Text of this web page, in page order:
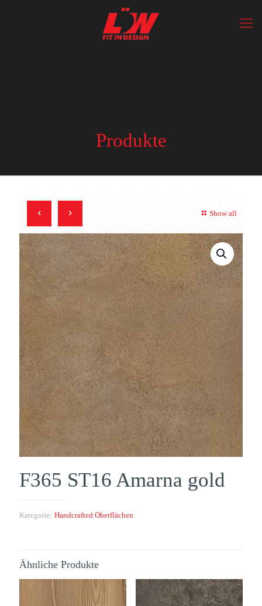
Produkte
Show all
F365 ST16 Amarna gold
Kategorie: Handcrafted Oberflächen
Ähnliche Produkte